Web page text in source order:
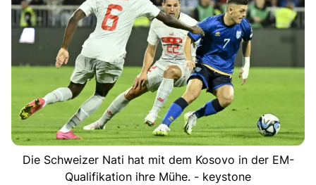
Die Schweizer Nati hat mit dem Kosovo in der EM-
Qualifikation ihre Mühe. - keystone